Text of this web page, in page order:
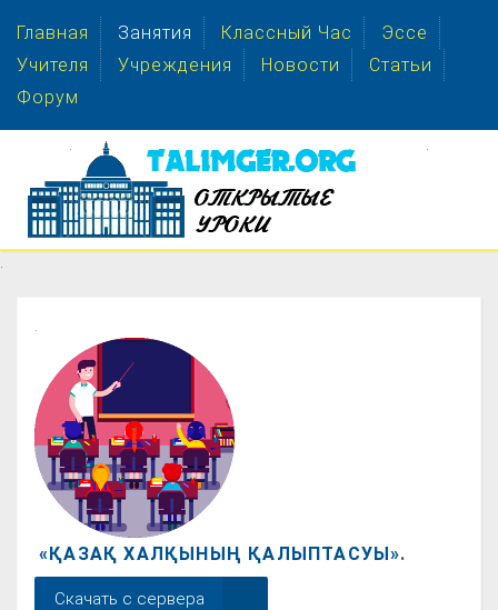
Главная Занятия Классный Час
Эссе
Учителя
Учреждения Новости
Статьи
Форум
.
.
«ҚАЗАҚ ХАЛҚЫНЫҢ ҚАЛЫПТАСУЫ».
Скачать с сервера
. .